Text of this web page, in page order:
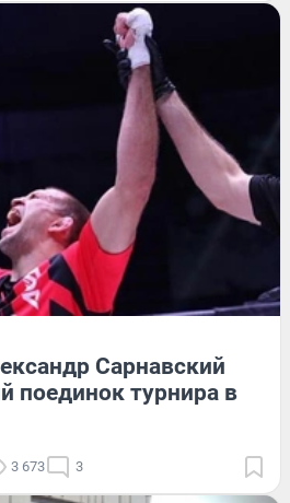
Сарнавский
поединок турнира в
3 673 3